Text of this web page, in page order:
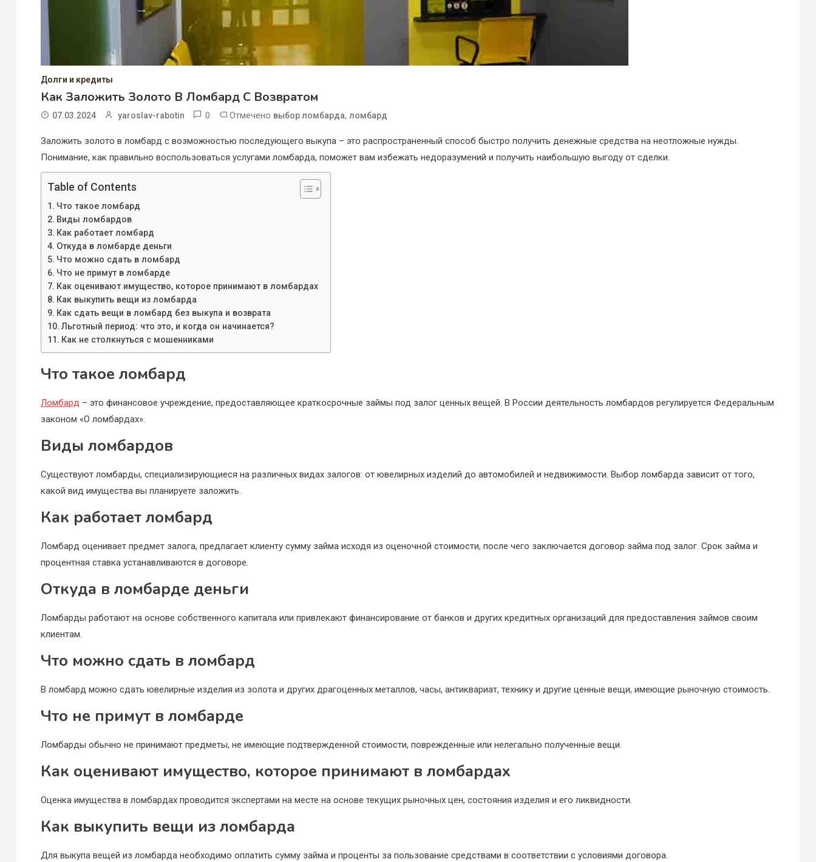
Долги и кредиты
Как Заложить Золото В Ломбард С Возвратом
07.03.2024 yaroslav-rabotin 0 Отмечено выбор ломбарда, ломбард
Заложить золото в ломбард с возможностью последующего выкупа – это распространенный способ быстро получить денежные средства на неотложные нужды.
Понимание, как правильно воспользоваться услугами ломбарда, поможет вам избежать недоразумений и получить наибольшую выгоду от сделки.
Table of Contents
Что такое ломбард
Виды ломбардов
Как работает ломбард
Откуда в ломбарде деньги
Что можно сдать в ломбард
Что не примут в ломбарде
Как оценивают имущество, которое принимают в ломбардах
Как выкупить вещи из ломбарда
Как сдать вещи в ломбард без выкупа и возврата
Льготный период: что это, и когда он начинается?
Как не столкнуться с мошенниками
Что такое ломбард
Ломбард – это финансовое учреждение, предоставляющее краткосрочные займы под залог ценных вещей. В России деятельность ломбардов регулируется Федеральным
законом «О ломбардах».
Виды ломбардов
Существуют ломбарды, специализирующиеся на различных видах залогов: от ювелирных изделий до автомобилей и недвижимости. Выбор ломбарда зависит от того,
какой вид имущества вы планируете заложить.
Как работает ломбард
Ломбард оценивает предмет залога, предлагает клиенту сумму займа исходя из оценочной стоимости, после чего заключается договор займа под залог. Срок займа и
процентная ставка устанавливаются в договоре.
Откуда в ломбарде деньги
Ломбарды работают на основе собственного капитала или привлекают финансирование от банков и других кредитных организаций для предоставления займов своим
клиентам.
Что можно сдать в ломбард
В ломбард можно сдать ювелирные изделия из золота и других драгоценных металлов, часы, антиквариат, технику и другие ценные вещи, имеющие рыночную стоимость.
Что не примут в ломбарде
Ломбарды обычно не принимают предметы, не имеющие подтвержденной стоимости, поврежденные или нелегально полученные вещи.
Как оценивают имущество, которое принимают в ломбардах
Оценка имущества в ломбардах проводится экспертами на месте на основе текущих рыночных цен, состояния изделия и его ликвидности.
Как выкупить вещи из ломбарда
Для выкупа вещей из ломбарда необходимо оплатить сумму займа и проценты за пользование средствами в соответствии с условиями договора.